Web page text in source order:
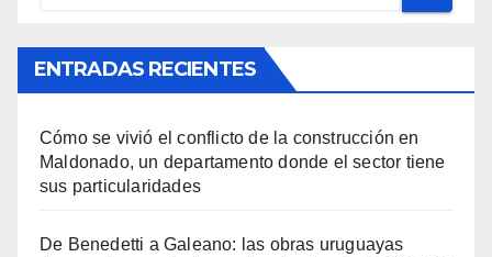
ENTRADAS RECIENTES
Cómo se vivió el conflicto de la construcción en
Maldonado, un departamento donde el sector tiene
sus particularidades
De Benedetti a Galeano: las obras uruguayas